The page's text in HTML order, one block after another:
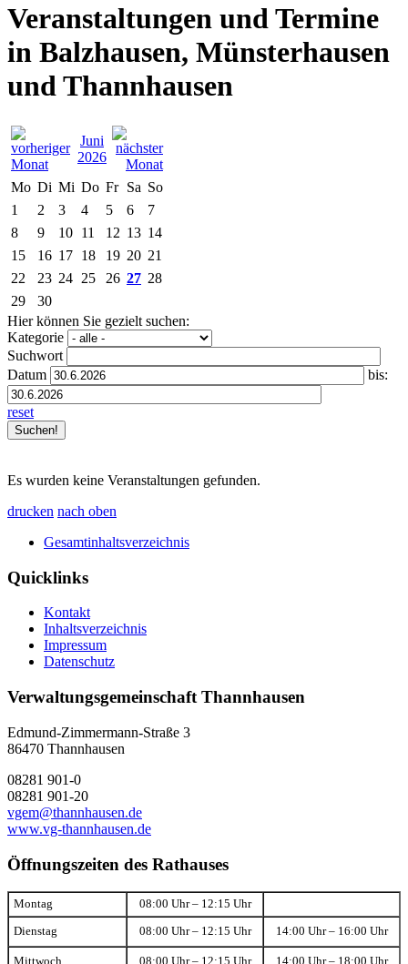
Veranstaltungen und Termine
in Balzhausen, Münsterhausen
und Thannhausen
Juni
2026
Mo Di Mi Do Fr Sa So
1
2 3 4 5 6
7
8
9 10 11 12 13 14
15
16 17 18 19 20 21
22
23 24 25 26 27 28
29
30
Hier können Sie gezielt suchen:
Kategorie
Suchwort
Datum
bis:
reset
Es wurden keine Veranstaltungen gefunden.
drucken nach oben
Gesamtinhaltsverzeichnis
Quicklinks
Kontakt
Inhaltsverzeichnis
Impressum
Datenschutz
Verwaltungsgemeinschaft Thannhausen
Edmund-Zimmermann-Straße 3
86470 Thannhausen
08281 901-0
08281 901-20
vgem@thannhausen.de
www.vg-thannhausen.de
Öffnungszeiten des Rathauses
Montag 08:00 Uhr – 12:15 Uhr
Dienstag 08:00 Uhr – 12:15 Uhr 14:00 Uhr – 16:00 Uhr